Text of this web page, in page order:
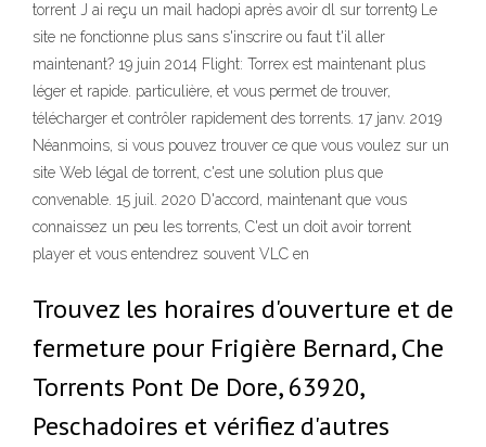
torrent J ai reçu un mail hadopi après avoir dl sur torrent9 Le
site ne fonctionne plus sans s'inscrire ou faut t'il aller
maintenant? 19 juin 2014 Flight: Torrex est maintenant plus
léger et rapide. particulière, et vous permet de trouver,
télécharger et contrôler rapidement des torrents. 17 janv. 2019
Néanmoins, si vous pouvez trouver ce que vous voulez sur un
site Web légal de torrent, c'est une solution plus que
convenable. 15 juil. 2020 D'accord, maintenant que vous
connaissez un peu les torrents, C'est un doit avoir torrent
player et vous entendrez souvent VLC en
Trouvez les horaires d'ouverture et de
fermeture pour Frigière Bernard, Che
Torrents Pont De Dore, 63920,
Peschadoires et vérifiez d'autres